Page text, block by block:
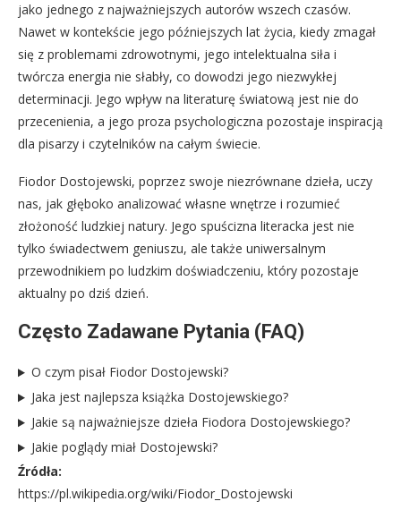
jako jednego z najważniejszych autorów wszech czasów.
Nawet w kontekście jego późniejszych lat życia, kiedy zmagał
się z problemami zdrowotnymi, jego intelektualna siła i
twórcza energia nie słabły, co dowodzi jego niezwykłej
determinacji. Jego wpływ na literaturę światową jest nie do
przecenienia, a jego proza psychologiczna pozostaje inspiracją
dla pisarzy i czytelników na całym świecie.
Fiodor Dostojewski, poprzez swoje niezrównane dzieła, uczy
nas, jak głęboko analizować własne wnętrze i rozumieć
złożoność ludzkiej natury. Jego spuścizna literacka jest nie
tylko świadectwem geniuszu, ale także uniwersalnym
przewodnikiem po ludzkim doświadczeniu, który pozostaje
aktualny po dziś dzień.
Często Zadawane Pytania (FAQ)
O czym pisał Fiodor Dostojewski?
Jaka jest najlepsza książka Dostojewskiego?
Jakie są najważniejsze dzieła Fiodora Dostojewskiego?
Jakie poglądy miał Dostojewski?
Źródła:
https://pl.wikipedia.org/wiki/Fiodor_Dostojewski